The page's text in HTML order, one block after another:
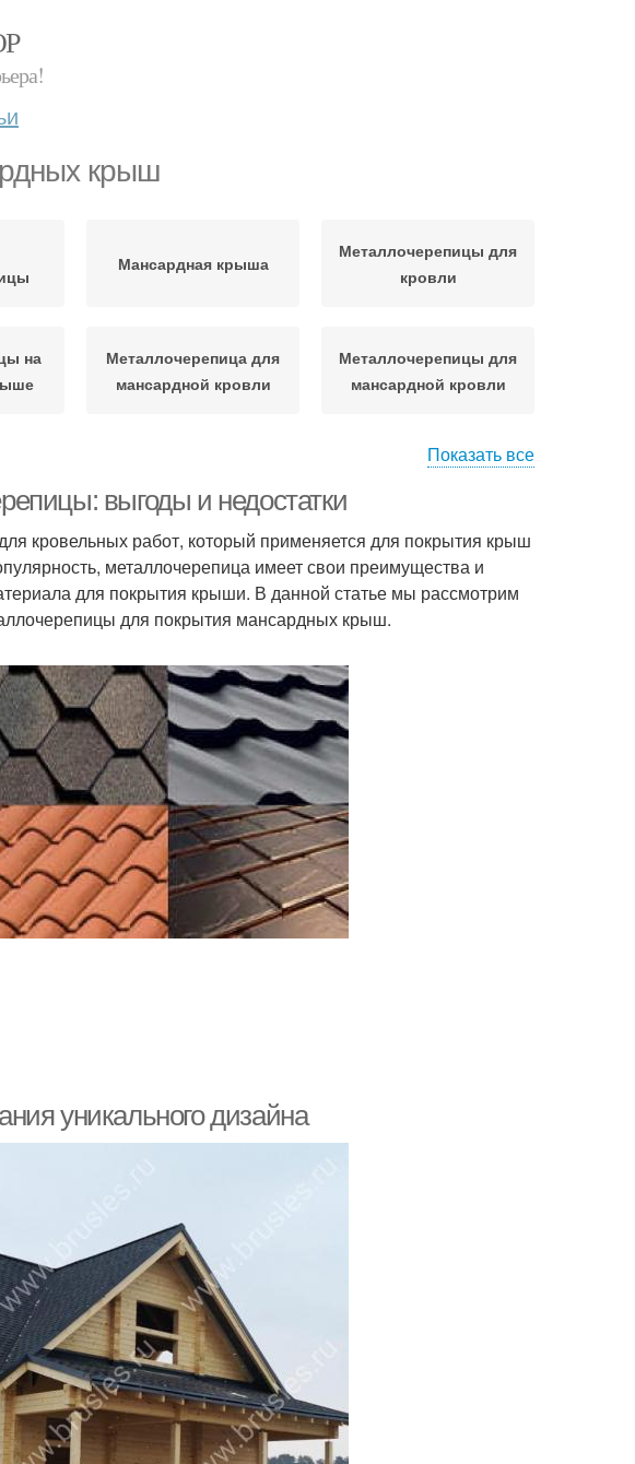
крыш
Мансардная крыша
Металлочерепицы для
кровли
на
Металлочерепица для
мансардной кровли
Металлочерепицы для
мансардной кровли
деформации
Показать все
выгоды и недостатки
кровельных работ, который применяется для покрытия крыш
металлочерепица имеет свои преимущества и
для покрытия крыши. В данной статье мы рассмотрим
для покрытия мансардных крыш.
уникального дизайна